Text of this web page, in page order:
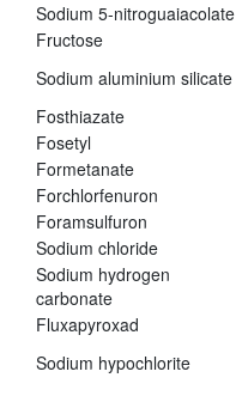
Sodium 5-nitroguaiacolate
Fructose
Sodium aluminium silicate
Fosthiazate
Fosetyl
Formetanate
Forchlorfenuron
Foramsulfuron
Sodium chloride
Sodium hydrogen
carbonate
Fluxapyroxad
Sodium hypochlorite